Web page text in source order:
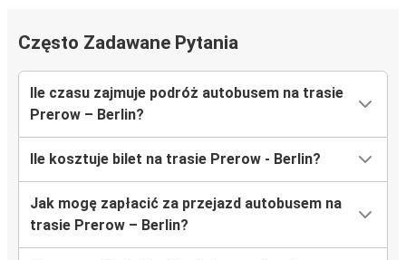
Często Zadawane Pytania
Ile czasu zajmuje podróż autobusem na trasie
Prerow – Berlin?
Ile kosztuje bilet na trasie Prerow - Berlin?
Jak mogę zapłacić za przejazd autobusem na
trasie Prerow – Berlin?